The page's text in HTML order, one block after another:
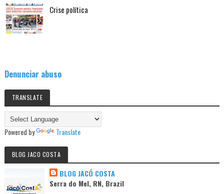
Crise política
Denunciar abuso
TRANSLATE
Powered by Translate
BLOG JACO COSTA
BLOG JACÓ COSTA
Serra do Mel, RN, Brazil